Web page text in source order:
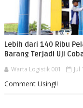
Lebih dari 140 Ribu
Barang Terjadi Uji
Warta Logistik 001 Jul
Comment Using!!